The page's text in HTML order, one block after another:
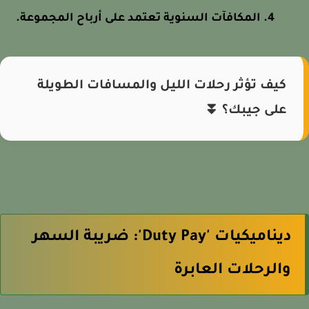
المكافآت السنوية تعتمد على أرباح المجموعة.
كيف تؤثر رحلات الليل والمسافات الطويلة
على جيبك؟ ⏬
ديناميكيات 'Duty Pay': ضريبة السهر
والرحلات العابرة